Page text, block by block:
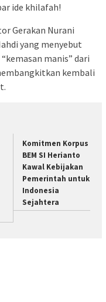
ide khilafah!
Gerakan Nurani
yang menyebut
manis” dari
kembali
Komitmen Korpus
BEM SI Herianto
Kawal Kebijakan
Pemerintah untuk
Indonesia
Sejahtera